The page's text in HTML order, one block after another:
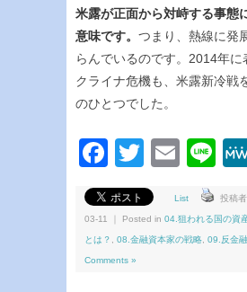
米露が正面から対峙する事態
意味です。 つまり、熱線に発
らんでいるのです。2014年に
クライナ危機も、米露新冷戦
のひとつでした。
Facebook
Twitter
List 投稿
03-11 ｜ Posted in 04.狙われる国の資
とは？ 08.金融資本家の戦略 09.反金
Comments »